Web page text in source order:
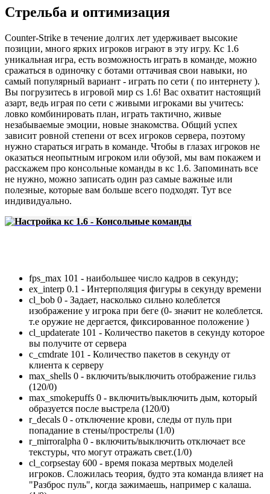
Стрельба и оптимизация
Counter-Strike в течение долгих лет удерживает высокие
позиции, много ярких игроков играют в эту игру. Кс 1.6
уникальная игра, есть возможность играть в команде, можно
сражаться в одиночку с ботами оттачивая свои навыки, но
самый популярный вариант - играть по сети ( по интернету ).
Вы погрузитесь в игровой мир cs 1.6! Вас охватит настоящий
азарт, ведь играя по сети с живыми игроками вы учитесь:
ловко комбинировать план, играть тактично, живые
незабываемые эмоции, новые знакомства. Общий успех
зависит ровной степени от всех игроков сервера, поэтому
нужно стараться играть в команде. Чтобы в глазах игроков не
оказаться неопытным игроком или обузой, мы вам покажем и
расскажем про консольные команды в кс 1.6. Запоминать все
не нужно, можно записать один раз самые важные или
полезные, которые вам больше всего подходят. Тут все
индивидуально.
fps_max 101 - наибольшее число кадров в секунду;
ex_interp 0.1 - Интерполяция фигуры в секунду времени
cl_bob 0 - Задает, насколько сильно колеблется
изображение у игрока при беге (0- значит не колеблется.
т.е оружие не дергается, фиксированное положение )
cl_updaterate 101 - Количество пакетов в секунду которое
вы получите от сервера
c_cmdrate 101 - Количество пакетов в секунду от
клиента к серверу
max_shells 0 - включить/выключить отображение гильз
(120/0)
max_smokepuffs 0 - включить/выключить дым, который
образуется после выстрела (120/0)
r_decals 0 - отключение крови, следы от пуль при
попадание в стены/прострелы (1/0)
r_mirroralpha 0 - включить/выключить отключает все
текстуры, что могут отражать свет.(1/0)
cl_corpsestay 600 - время показа мертвых моделей
игроков. Сложилась теория, будто эта команда влияет на
"Разброс пуль", когда зажимаешь, например с калаша.